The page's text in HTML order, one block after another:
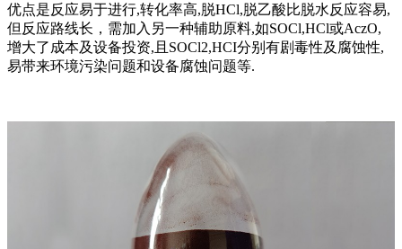
优点是反应易于进行,转化率高,脱HCl,脱乙酸比脱水反应容易,
但反应路线长，需加入另一种辅助原料,如SOCl,HCl或AczO,
增大了成本及设备投资,且SOCl2,HCI分别有剧毒性及腐蚀性,
易带来环境污染问题和设备腐蚀问题等.